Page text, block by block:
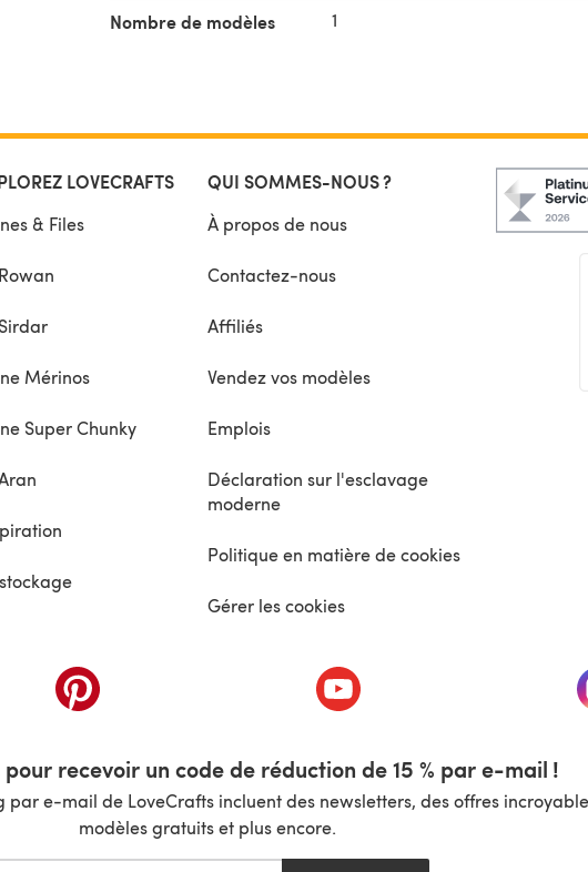
Nombre de modèles 1
LOVECRAFTS
& Files
Mérinos
Super Chunky
QUI SOMMES-NOUS ?
À propos de nous
Contactez-nous
Affiliés
Vendez vos modèles
Emplois
Déclaration sur l'esclavage
moderne
Politique en matière de cookies
Gérer les cookies
onglet) (s'ouvre dans un nouvel onglet) (s'ouvre dans un nouvel onglet)
recevoir un code de réduction de 15 % par e-mail !
par e-mail de LoveCrafts incluent des newsletters, des offres
modèles gratuits et plus encore.